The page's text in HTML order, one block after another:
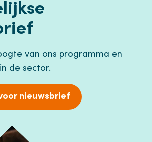
van ons programma en
de sector.
nieuwsbrief